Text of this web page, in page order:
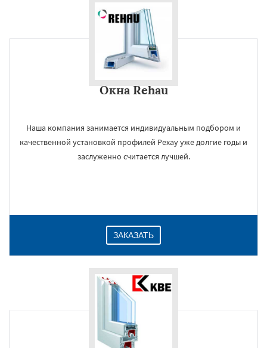
Окна Rehau
Наша компания занимается индивидуальным подбором и
качественной установкой профилей Рехау уже долгие годы и
заслуженно считается лучшей.
ЗАКАЗАТЬ